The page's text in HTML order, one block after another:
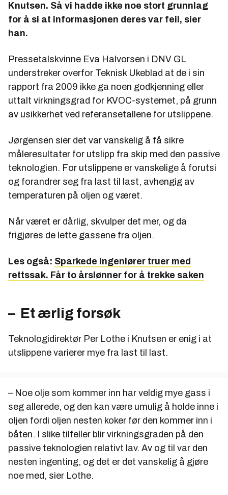
Knutsen. Så vi hadde ikke noe stort grunnlag
for å si at informasjonen deres var feil, sier
han.
Pressetalskvinne Eva Halvorsen i DNV GL
understreker overfor Teknisk Ukeblad at de i sin
rapport fra 2009 ikke ga noen godkjenning eller
uttalt virkningsgrad for KVOC-systemet, på grunn
av usikkerhet ved referansetallene for utslippene.
Jørgensen sier det var vanskelig å få sikre
måleresultater for utslipp fra skip med den passive
teknologien. For utslippene er vanskelige å forutsi
og forandrer seg fra last til last, avhengig av
temperaturen på oljen og været.
Når været er dårlig, skvulper det mer, og da
frigjøres de lette gassene fra oljen.
Les også: Sparkede ingeniører truer med
rettssak. Får to årslønner for å trekke saken
– Et ærlig forsøk
Teknologidirektør Per Lothe i Knutsen er enig i at
utslippene varierer mye fra last til last.
– Noe olje som kommer inn har veldig mye gass i
seg allerede, og den kan være umulig å holde inne i
oljen fordi oljen nesten koker før den kommer inn i
båten. I slike tilfeller blir virkningsgraden på den
passive teknologien relativt lav. Av og til var den
nesten ingenting, og det er det vanskelig å gjøre
noe med, sier Lothe.